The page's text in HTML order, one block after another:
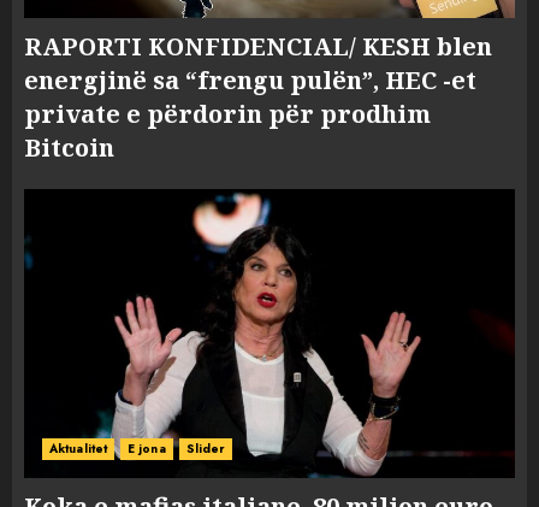
RAPORTI KONFIDENCIAL/ KESH blen
energjinë sa “frengu pulën”, HEC -et
private e përdorin për prodhim
Bitcoin
Aktualitet E jona Slider